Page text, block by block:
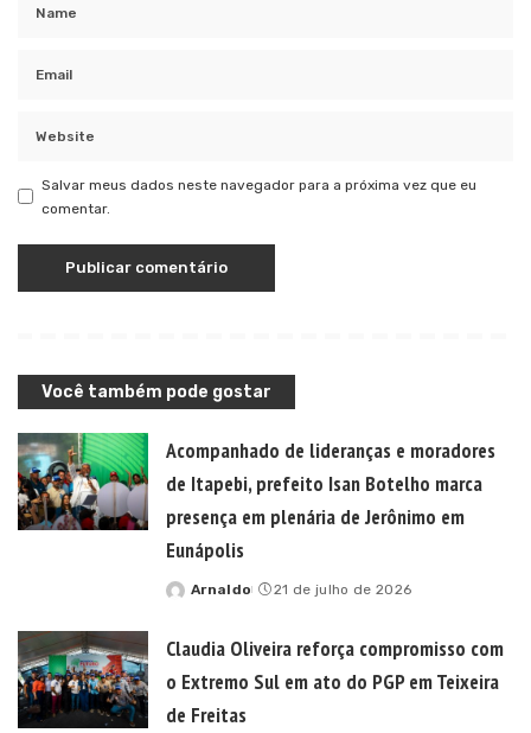
Salvar meus dados neste navegador para a próxima vez que eu
comentar.
Você também pode gostar
Acompanhado de lideranças e moradores
de Itapebi, prefeito Isan Botelho marca
presença em plenária de Jerônimo em
Eunápolis
Posted
Arnaldo 21 de julho de 2026
Claudia Oliveira reforça compromisso com
o Extremo Sul em ato do PGP em Teixeira
de Freitas